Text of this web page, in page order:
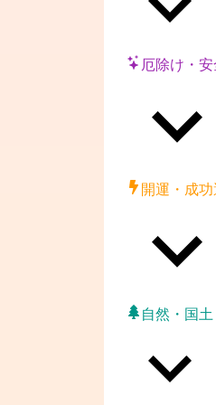
厄除け・
開運・成
自然・国土